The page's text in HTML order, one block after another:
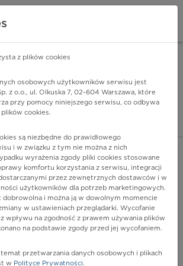
- lider
SIĘ
z powodu stanów związanych
z plików cookies
osobowych użytkowników serwisu jest
z o.o., ul. Olkuska 7, 02-604 Warszawa, które
przy pomocy niniejszego serwisu, co odbywa
cookies.
są niezbędne do prawidłowego
i w związku z tym nie można z nich
wyrażenia zgody pliki cookies stosowane
komfortu korzystania z serwisu, integracji
przez zewnętrznych dostawców i w
użytkowników dla potrzeb marketingowych.
dobrowolna i można ją w dowolnym momencie
w ustawieniach przeglądarki. Wycofanie
wpływu na zgodność z prawem używania plików
na podstawie zgody przed jej wycofaniem.
przetwarzania danych osobowych i plikach
w Polityce Prywatności.
- w Google Play INSTALUJ